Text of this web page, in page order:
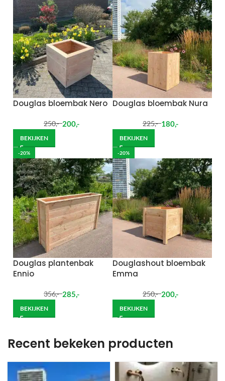
Douglas bloembak Nero
250,- 200,-
BEKIJKEN
Douglas bloembak Nura
225,- 180,-
BEKIJKEN
-20%
Douglas plantenbak
Ennio
356,- 285,-
BEKIJKEN
-20%
Douglashout bloembak
Emma
250,- 200,-
BEKIJKEN
Recent bekeken producten